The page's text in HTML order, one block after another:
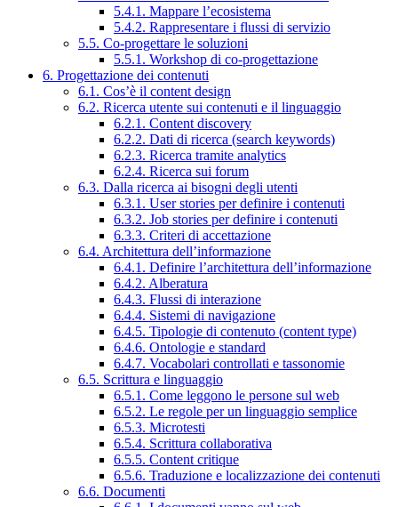
5.4.1. Mappare l’ecosistema
5.4.2. Rappresentare i flussi di servizio
5.5. Co-progettare le soluzioni
5.5.1. Workshop di co-progettazione
6. Progettazione dei contenuti
6.1. Cos’è il content design
6.2. Ricerca utente sui contenuti e il linguaggio
6.2.1. Content discovery
6.2.2. Dati di ricerca (search keywords)
6.2.3. Ricerca tramite analytics
6.2.4. Ricerca sui forum
6.3. Dalla ricerca ai bisogni degli utenti
6.3.1. User stories per definire i contenuti
6.3.2. Job stories per definire i contenuti
6.3.3. Criteri di accettazione
6.4. Architettura dell’informazione
6.4.1. Definire l’architettura dell’informazione
6.4.2. Alberatura
6.4.3. Flussi di interazione
6.4.4. Sistemi di navigazione
6.4.5. Tipologie di contenuto (content type)
6.4.6. Ontologie e standard
6.4.7. Vocabolari controllati e tassonomie
6.5. Scrittura e linguaggio
6.5.1. Come leggono le persone sul web
6.5.2. Le regole per un linguaggio semplice
6.5.3. Microtesti
6.5.4. Scrittura collaborativa
6.5.5. Content critique
6.5.6. Traduzione e localizzazione dei contenuti
6.6. Documenti